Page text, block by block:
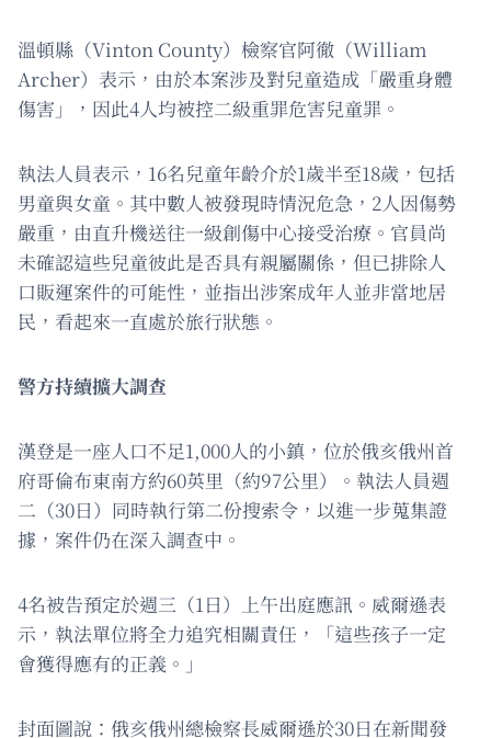
溫頓縣（Vinton County）檢察官阿徹（William
Archer）表示，由於本案涉及對兒童造成「嚴重身體
傷害」，因此4人均被控二級重罪危害兒童罪。
執法人員表示，16名兒童年齡介於1歲半至18歲，包括
男童與女童。其中數人被發現時情況危急，2人因傷勢
嚴重，由直升機送往一級創傷中心接受治療。官員尚
未確認這些兒童彼此是否具有親屬關係，但已排除人
口販運案件的可能性，並指出涉案成年人並非當地居
民，看起來一直處於旅行狀態。
警方持續擴大調查
漢登是一座人口不足1,000人的小鎮，位於俄亥俄州首
府哥倫布東南方約60英里（約97公里）。執法人員週
二（30日）同時執行第二份搜索令，以進一步蒐集證
據，案件仍在深入調查中。
4名被告預定於週三（1日）上午出庭應訊。威爾遜表
示，執法單位將全力追究相關責任，「這些孩子一定
會獲得應有的正義。」
封面圖說：俄亥俄州總檢察長威爾遜於30日在新聞發